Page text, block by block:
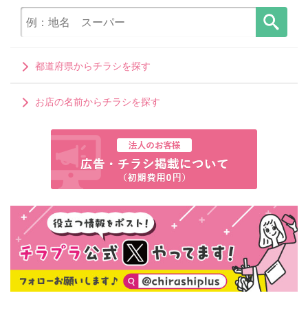
都道府県からチラシを探す
お店の名前からチラシを探す